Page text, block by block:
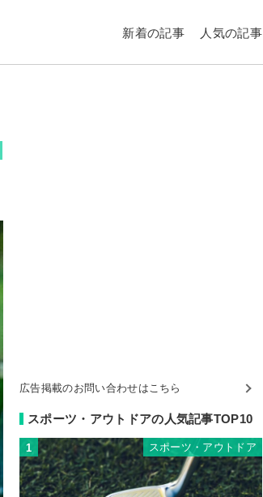
新着の記事 人気の記事
広告掲載のお問い合わせはこちら
スポーツ・アウトドアの人気記事TOP10
1 スポーツ・アウトドア